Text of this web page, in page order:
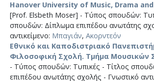
Hanover University of Music, Drama
[Prof. Elsbeth Moser] - Τύπος σπουδών:
σπουδών: Δίπλωμα επιπέδου ανωτάτης
αντικείμενο: Μπαγιάν, Ακορντεόν
Εθνικό και Καποδιστριακό
Φιλοσοφική Σχολή. Τμήμα Μουσικών
- Τύπος σπουδών: Τυπικές - Τίτλος
επιπέδου ανωτάτης σχολής - Γνωστικό